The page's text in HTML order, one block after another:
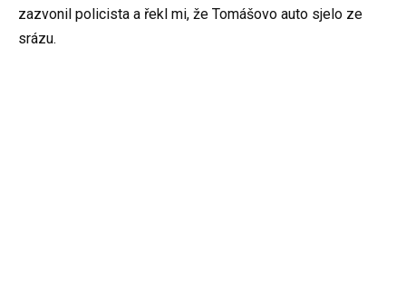
zazvonil policista a řekl mi, že Tomášovo auto sjelo ze
srázu.